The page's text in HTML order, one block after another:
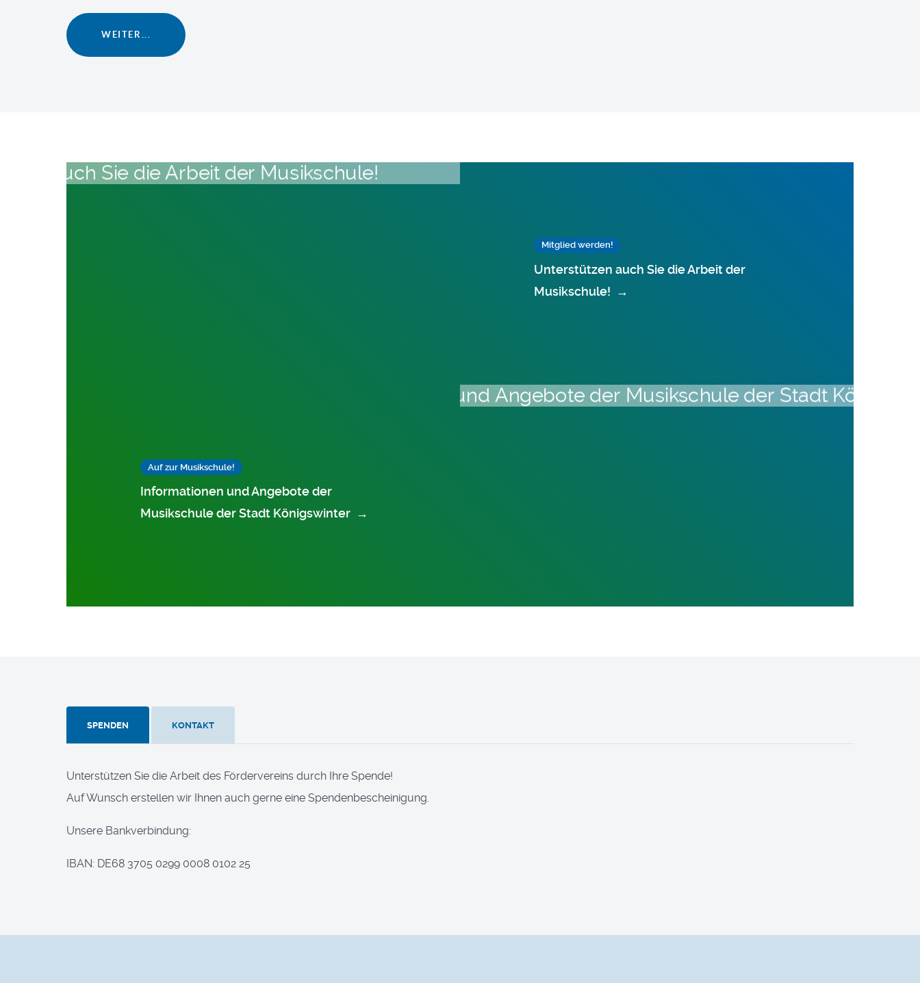
WEITER...
Mitglied werden!
Unterstützen auch Sie die Arbeit der
Musikschule! →
Auf zur Musikschule!
Informationen und Angebote der
Musikschule der Stadt Königswinter →
SPENDEN KONTAKT
Unterstützen Sie die Arbeit des Fördervereins durch Ihre Spende!
Auf Wunsch erstellen wir Ihnen auch gerne eine Spendenbescheinigung.
Unsere Bankverbindung:
IBAN: DE68 3705 0299 0008 0102 25